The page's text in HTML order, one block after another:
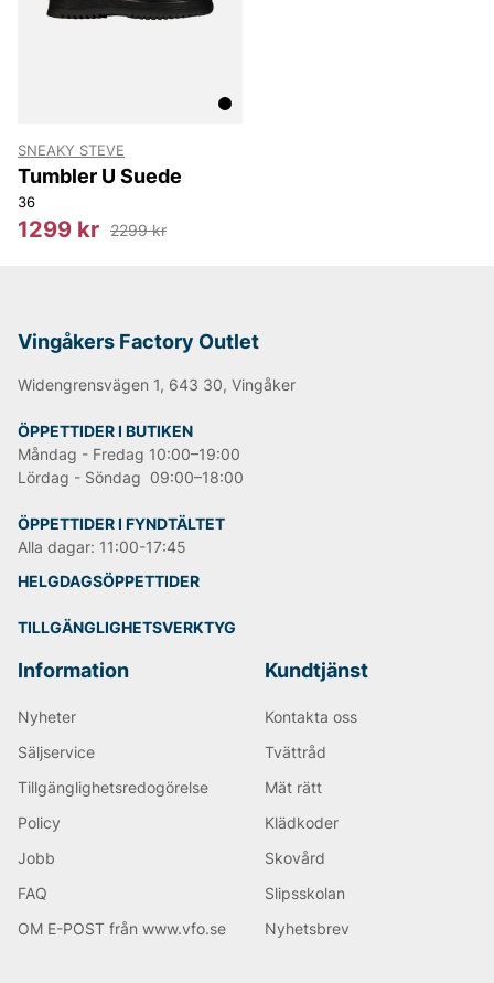
SNEAKY STEVE
Tumbler U Suede
36
1299 kr 2299 kr
Vingåkers Factory Outlet
Widengrensvägen 1, 643 30, Vingåker
ÖPPETTIDER I BUTIKEN
Måndag - Fredag 10:00–19:00
Lördag - Söndag 09:00–18:00
ÖPPETTIDER I FYNDTÄLTET
Alla dagar: 11:00-17:45
HELGDAGSÖPPETTIDER
TILLGÄNGLIGHETSVERKTYG
Information
Nyheter
Säljservice
Tillgänglighetsredogörelse
Policy
Jobb
FAQ
OM E-POST från www.vfo.se
Kundtjänst
Kontakta oss
Tvättråd
Mät rätt
Klädkoder
Skovård
Slipsskolan
Nyhetsbrev